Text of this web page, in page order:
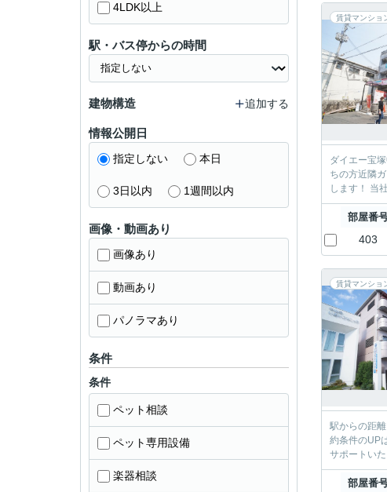
賃貸マンショ
ダイエー宝塚中山店も近く
ちの方近隣ガレージ空き状況お調べい
部屋番
403
賃貸マンショ
駅からの距離を重視でお探しの方
約条件のUPはございません！ 通勤通学に便利な駅前立地です。
サポートい
部屋番
4LDK以上
駅・バス停からの時間
建物構造 追加する
情報公開日
指定しない 本日
3日以内 1週間以内
画像・動画あり
画像あり
動画あり
パノラマあり
条件
条件
ペット相談
ペット専用設備
楽器相談